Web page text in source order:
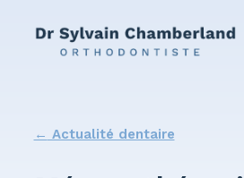
← Actualité dentaire